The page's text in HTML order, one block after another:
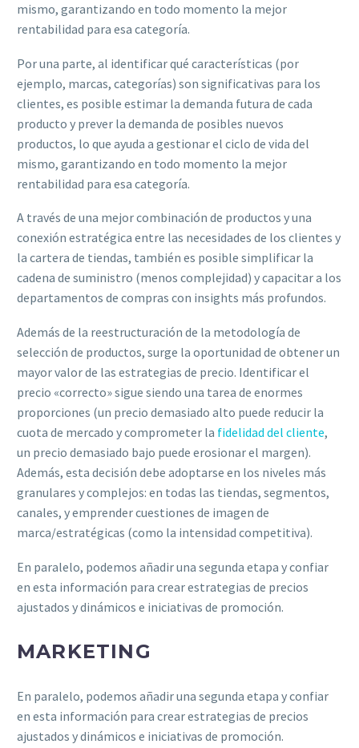
mismo, garantizando en todo momento la mejor
rentabilidad para esa categoría.
Por una parte, al identificar qué características (por
ejemplo, marcas, categorías) son significativas para los
clientes, es posible estimar la demanda futura de cada
producto y prever la demanda de posibles nuevos
productos, lo que ayuda a gestionar el ciclo de vida del
mismo, garantizando en todo momento la mejor
rentabilidad para esa categoría.
A través de una mejor combinación de productos y una
conexión estratégica entre las necesidades de los clientes y
la cartera de tiendas, también es posible simplificar la
cadena de suministro (menos complejidad) y capacitar a los
departamentos de compras con insights más profundos.
Además de la reestructuración de la metodología de
selección de productos, surge la oportunidad de obtener un
mayor valor de las estrategias de precio. Identificar el
precio «correcto» sigue siendo una tarea de enormes
proporciones (un precio demasiado alto puede reducir la
cuota de mercado y comprometer la fidelidad del cliente,
un precio demasiado bajo puede erosionar el margen).
Además, esta decisión debe adoptarse en los niveles más
granulares y complejos: en todas las tiendas, segmentos,
canales, y emprender cuestiones de imagen de
marca/estratégicas (como la intensidad competitiva).
En paralelo, podemos añadir una segunda etapa y confiar
en esta información para crear estrategias de precios
ajustados y dinámicos e iniciativas de promoción.
MARKETING
En paralelo, podemos añadir una segunda etapa y confiar
en esta información para crear estrategias de precios
ajustados y dinámicos e iniciativas de promoción.